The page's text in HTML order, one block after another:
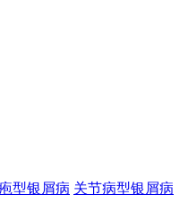
型银屑病 关节病型银屑病